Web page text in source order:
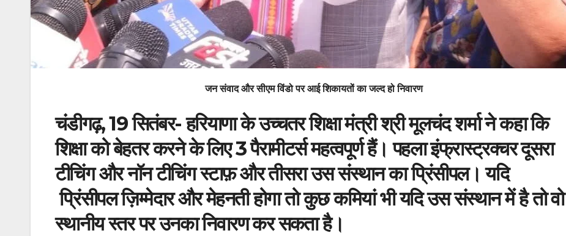
जन संवाद और सीएम विंडो पर आई शिकायतों का जल्द हो निवारण
चंडीगढ़, 19 सितंबर- हरियाणा के उच्चतर शिक्षा मंत्री श्री मूलचंद शर्मा ने कहा कि
शिक्षा को बेहतर करने के लिए 3 पैरामीटर्स महत्वपूर्ण हैं। पहला इंफ्रास्ट्रक्चर दूसरा
टीचिंग और नॉन टीचिंग स्टाफ़ और तीसरा उस संस्थान का प्रिंसीपल। यदि
प्रिंसीपल ज़िम्मेदार और मेहनती होगा तो कुछ कमियां भी यदि उस संस्थान में है तो वो
स्थानीय स्तर पर उनका निवारण कर सकता है।